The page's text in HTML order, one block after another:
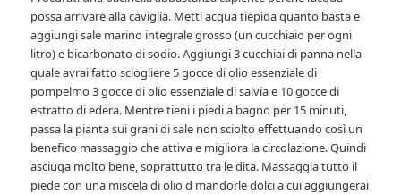
possa arrivare alla caviglia. Metti acqua tiepida quanto basta e
aggiungi sale marino integrale grosso (un cucchiaio per ogni
litro) e bicarbonato di sodio. Aggiungi 3 cucchiai di panna nella
quale avrai fatto sciogliere 5 gocce di olio essenziale di
pompelmo 3 gocce di olio essenziale di salvia e 10 gocce di
estratto di edera. Mentre tieni i piedi a bagno per 15 minuti,
passa la pianta sui grani di sale non sciolto effettuando così un
benefico massaggio che attiva e migliora la circolazione. Quindi
asciuga molto bene, soprattutto tra le dita. Massaggia tutto il
piede con una miscela di olio d mandorle dolci a cui aggiungerai